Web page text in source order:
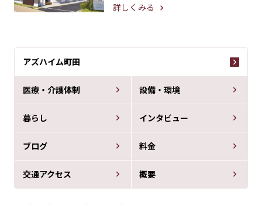
アズハイム町田
医療・介護体制 設備・環境
暮らし インタビュー
ブログ 料金
交通アクセス 概要
詳しくみる